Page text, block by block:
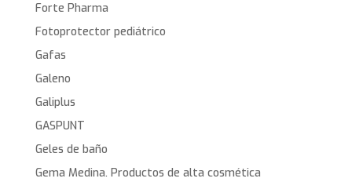
Forte Pharma
Fotoprotector pediátrico
Gafas
Galeno
Galiplus
GASPUNT
Geles de baño
Gema Medina. Productos de alta cosmética